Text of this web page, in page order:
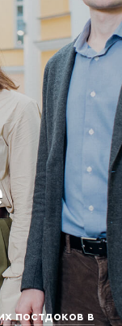
постдоков в